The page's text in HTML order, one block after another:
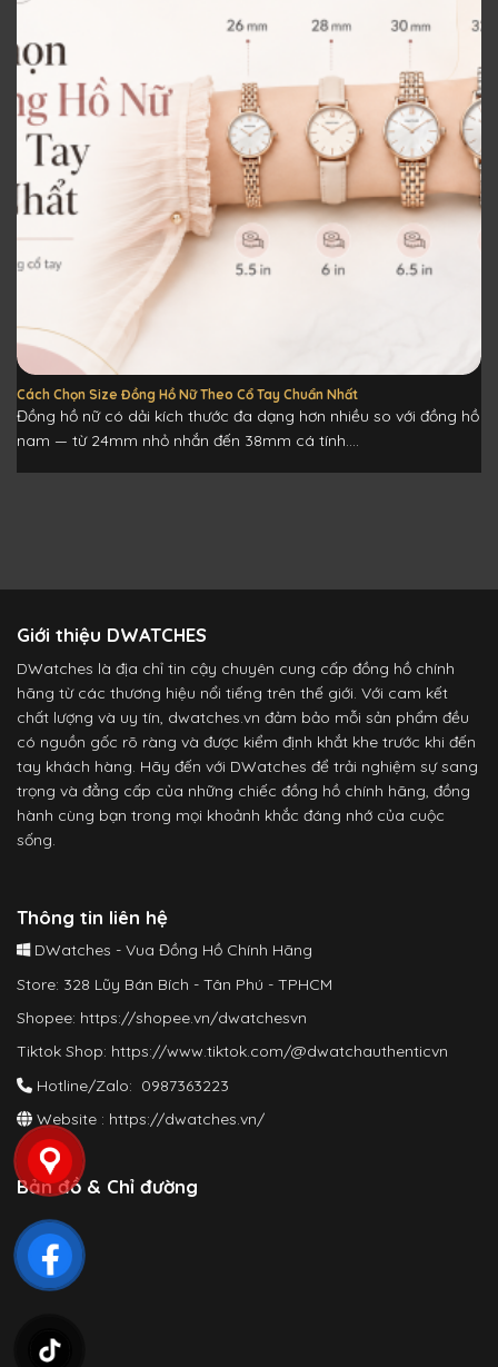
Cách Chọn Size Đồng Hồ Nữ Theo Cổ Tay Chuẩn Nhất
Đồng hồ nữ có dải kích thước đa dạng hơn nhiều so với đồng hồ
nam — từ 24mm nhỏ nhắn đến 38mm cá tính....
Giới thiệu DWATCHES
DWatches là địa chỉ tin cậy chuyên cung cấp đồng hồ chính
hãng từ các thương hiệu nổi tiếng trên thế giới. Với cam kết
chất lượng và uy tín, dwatches.vn đảm bảo mỗi sản phẩm đều
có nguồn gốc rõ ràng và được kiểm định khắt khe trước khi đến
tay khách hàng. Hãy đến với DWatches để trải nghiệm sự sang
trọng và đẳng cấp của những chiếc đồng hồ chính hãng, đồng
hành cùng bạn trong mọi khoảnh khắc đáng nhớ của cuộc
sống.
Thông tin liên hệ
DWatches - Vua Đồng Hồ Chính Hãng
Store: 328 Lũy Bán Bích - Tân Phú - TPHCM
Shopee: https://shopee.vn/dwatchesvn
Tiktok Shop: https://www.tiktok.com/@dwatchauthenticvn
Hotline/Zalo: 0987363223
Website : https://dwatches.vn/
Bản đồ & Chỉ đường